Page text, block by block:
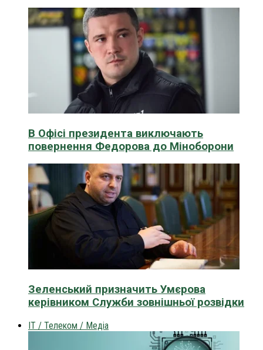
В Офісі президента виключають
повернення Федорова до Міноборони
Зеленський призначить Умєрова
керівником Служби зовнішньої розвідки
IT / Телеком / Медіа